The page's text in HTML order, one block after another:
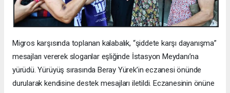
Migros karşısında toplanan kalabalık, “şiddete karşı dayanışma”
mesajları vererek sloganlar eşliğinde İstasyon Meydanı’na
yürüdü. Yürüyüş sırasında Beray Yürek’in eczanesi önünde
durularak kendisine destek mesajları iletildi. Eczanesinin önüne